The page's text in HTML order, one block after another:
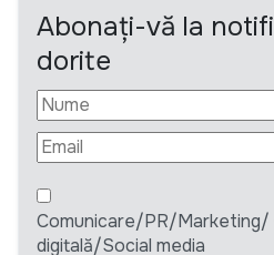
Abonați-vă la
dorite
Comunicare/PR/Marketing/
digitală/Social media